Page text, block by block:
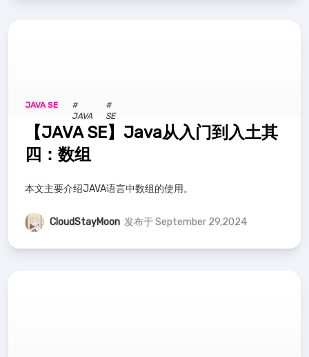
JAVA SE
#
JAVA
#
SE
【JAVA SE】Java从入门到入土其
四：数组
本文主要介绍JAVA语言中数组的使用。
CloudStayMoon 发布于 September 29,2024